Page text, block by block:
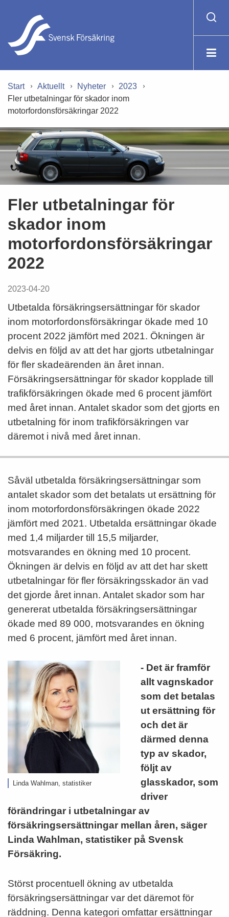
Start Aktuellt Nyheter
2023
Fler utbetalningar för skador inom
motorfordonsförsäkringar 2022
Fler utbetalningar för
skador inom
motorfordonsförsäkringar
2022
2023-04-20
Utbetalda försäkringsersättningar för skador
inom motorfordonsförsäkringar ökade med 10
procent 2022 jämfört med 2021. Ökningen är
delvis en följd av att det har gjorts utbetalningar
för fler skadeärenden än året innan.
Försäkringsersättningar för skador kopplade till
trafikförsäkringen ökade med 6 procent jämfört
med året innan. Antalet skador som det gjorts en
utbetalning för inom trafikförsäkringen var
däremot i nivå med året innan.
Såväl utbetalda försäkringsersättningar som
antalet skador som det betalats ut ersättning för
inom motorfordonsförsäkringen ökade 2022
jämfört med 2021. Utbetalda ersättningar ökade
med 1,4 miljarder till 15,5 miljarder,
motsvarandes en ökning med 10 procent.
Ökningen är delvis en följd av att det har skett
utbetalningar för fler försäkringsskador än vad
det gjorde året innan. Antalet skador som har
genererat utbetalda försäkringsersättningar
ökade med 89 000, motsvarandes en ökning
med 6 procent, jämfört med året innan.
Linda Wahlman, statistiker
- Det är framför
allt vagnskador
som det betalas
ut ersättning för
och det är
därmed denna
typ av skador,
följt av
glasskador, som
driver
förändringar i utbetalningar av
försäkringsersättningar mellan åren, säger
Linda Wahlman, statistiker på Svensk
Försäkring.
Störst procentuell ökning av utbetalda
försäkringsersättningar var det däremot för
räddning. Denna kategori omfattar ersättningar